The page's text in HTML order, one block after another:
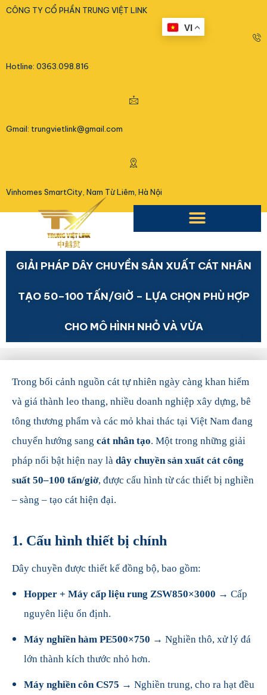
CÔNG TY CỔ PHẦN TRUNG VIỆT LINK
Hotline: 0363.098.816
Gmail: trungvietlink@gmail.com
Vinhomes SmartCity, Nam Từ Liêm, Hà Nội
GIẢI PHÁP DÂY CHUYỀN SẢN XUẤT CÁT NHÂN
TẠO 50–100 TẤN/GIỜ – LỰA CHỌN PHÙ HỢP
CHO MÔ HÌNH NHỎ VÀ VỪA
Trong bối cảnh nguồn cát tự nhiên ngày càng khan hiếm
và giá thành leo thang, nhiều doanh nghiệp xây dựng, bê
tông thương phẩm và các mỏ khai thác tại Việt Nam đang
chuyển hướng sang cát nhân tạo. Một trong những giải
pháp nổi bật hiện nay là dây chuyền sản xuất cát công
suất 50–100 tấn/giờ, được cấu hình từ các thiết bị nghiền
– sàng – tạo cát hiện đại.
1. Cấu hình thiết bị chính
Dây chuyền được thiết kế đồng bộ, bao gồm:
Hopper + Máy cấp liệu rung ZSW850×3000 → Cấp
nguyên liệu ổn định.
Máy nghiền hàm PE500×750 → Nghiền thô, xử lý đá
lớn thành kích thước nhỏ hơn.
Máy nghiền côn CS75 → Nghiền trung, cho ra hạt đều
VI